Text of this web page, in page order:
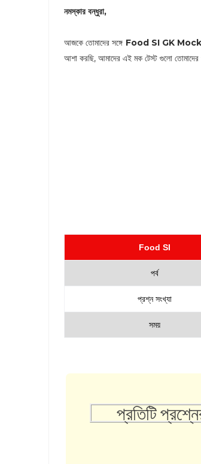
নমস্কার বন্ধুরা,
আজকে তোমাদের সঙ্গে Food SI GK
আশা করছি, আমাদের এই মক টেস্ট গুলো তোমাদের
Food SI
পর্ব
প্রশ্ন সংখ্যা
সময়
প্রতিটি